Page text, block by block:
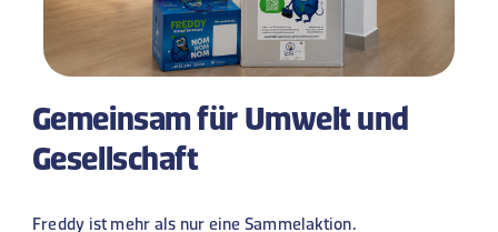
Gemeinsam für Umwelt und
Gesellschaft
Freddy ist mehr als nur eine Sammelaktion.